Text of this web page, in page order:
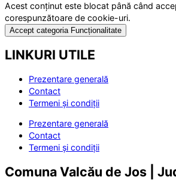
Acest conținut este blocat până când
corespunzătoare de cookie-uri.
Accept categoria Funcționalitate
LINKURI UTILE
Prezentare generală
Contact
Termeni și condiții
Prezentare generală
Contact
Termeni și condiții
Comuna Valcău de Jos |